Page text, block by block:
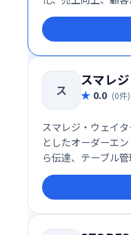
ソリューションで
ど、幅広い機能を備
します。
ス
スマレ
0.0 (0件)
スマレジ・ウェイ
としたオーダーエ
ら伝達、テーブル
とができるクラウ
リを活用し、簡単な
ています。